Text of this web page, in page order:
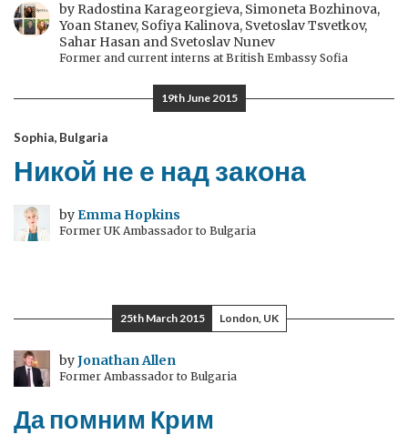
by Radostina Karageorgieva, Simoneta Bozhinova,
Yoan Stanev, Sofiya Kalinova, Svetoslav Tsvetkov,
Sahar Hasan and Svetoslav Nunev
Former and current interns at British Embassy Sofia
19th June 2015
Sophia, Bulgaria
Никой не е над закона
by Emma Hopkins
Former UK Ambassador to Bulgaria
25th March 2015 London, UK
byJonathan Allen
Former Ambassador to Bulgaria
Да помним Крим